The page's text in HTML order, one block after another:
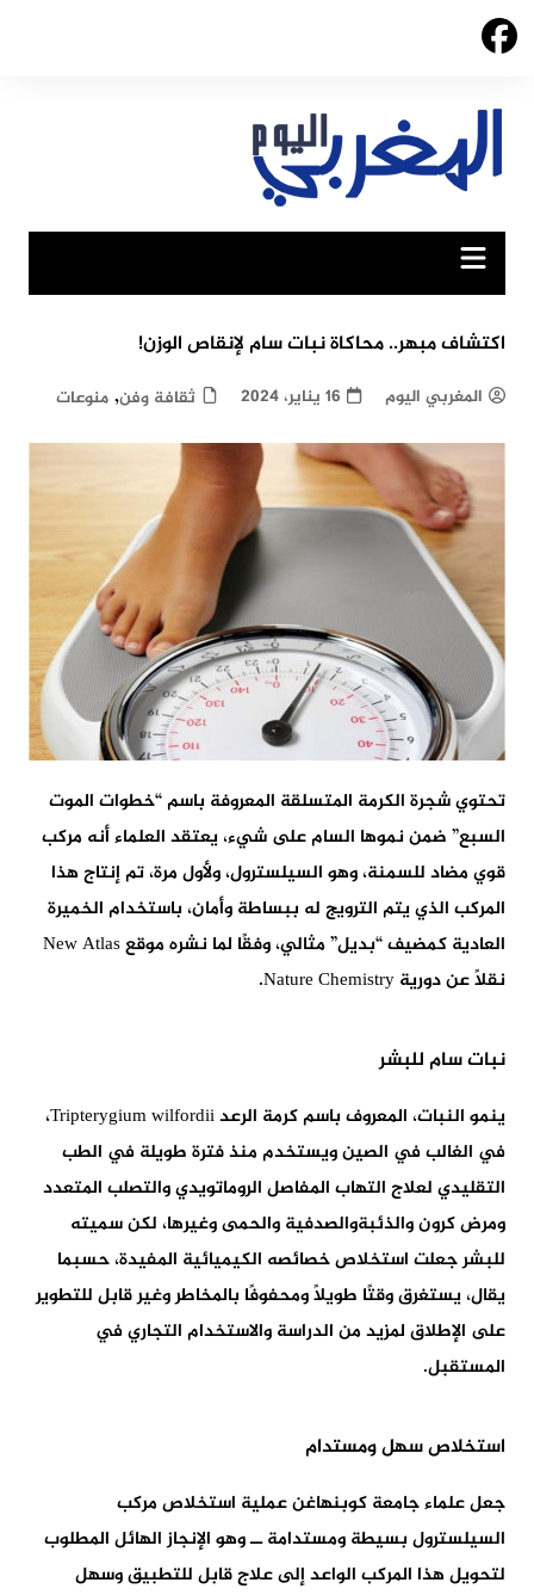
Skip
اكتشاف مبهر.. محاكاة نبات سام لإنقاص الوزن!
المغربي اليوم 16 يناير، 2024 ثقافة وفن, منوعات
تحتوي شجرة الكرمة المتسلقة المعروفة باسم “خطوات الموت
السبع” ضمن نموها السام على شيء، يعتقد العلماء أنه مركب
قوي مضاد للسمنة، وهو السيلسترول، ولأول مرة، تم إنتاج هذا
المركب الذي يتم الترويج له ببساطة وأمان، باستخدام الخميرة
العادية كمضيف “بديل” مثالي، وفقًا لما نشره موقع New Atlas
نقلًا عن دورية Nature Chemistry.
نبات سام للبشر
ينمو النبات، المعروف باسم كرمة الرعد Tripterygium wilfordii،
في الغالب في الصين ويستخدم منذ فترة طويلة في الطب
التقليدي لعلاج التهاب المفاصل الروماتويدي والتصلب المتعدد
ومرض كرون والذئبةوالصدفية والحمى وغيرها، لكن سميته
للبشر جعلت استخلاص خصائصه الكيميائية المفيدة، حسبما
يقال، يستغرق وقتًا طويلاً ومحفوفًا بالمخاطر وغير قابل للتطوير
على الإطلاق لمزيد من الدراسة والاستخدام التجاري في
المستقبل.
استخلاص سهل ومستدام
جعل علماء جامعة كوبنهاغن عملية استخلاص مركب
السيلسترول بسيطة ومستدامة ــ وهو الإنجاز الهائل المطلوب
لتحويل هذا المركب الواعد إلى علاج قابل للتطبيق وسهل